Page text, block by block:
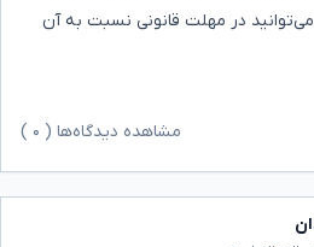
در مهلت قانونی نسبت به آن
مشاهده دیدگاه‌ها ( ۰